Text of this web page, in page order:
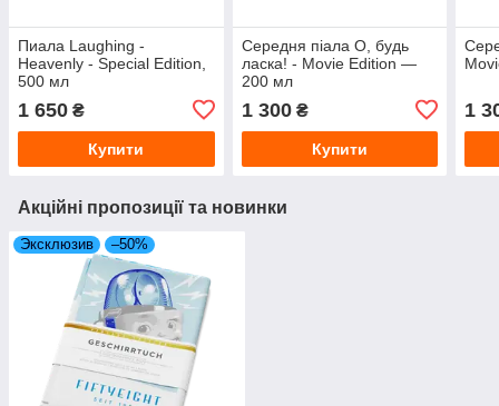
Пиала Laughing -
Heavenly - Special Edition,
500 мл
1 650 ₴
Купити
Середня піала О, будь
ласка! - Movie Edition —
200 мл
1 300₴
Купити
1
Акційні пропозиції та новинки
Эксклюзив –50%